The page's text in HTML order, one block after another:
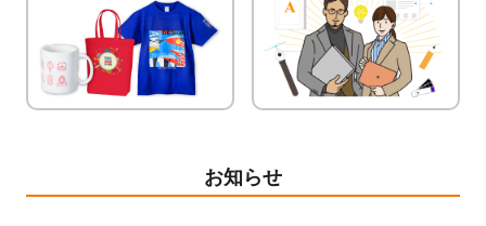
お知らせ